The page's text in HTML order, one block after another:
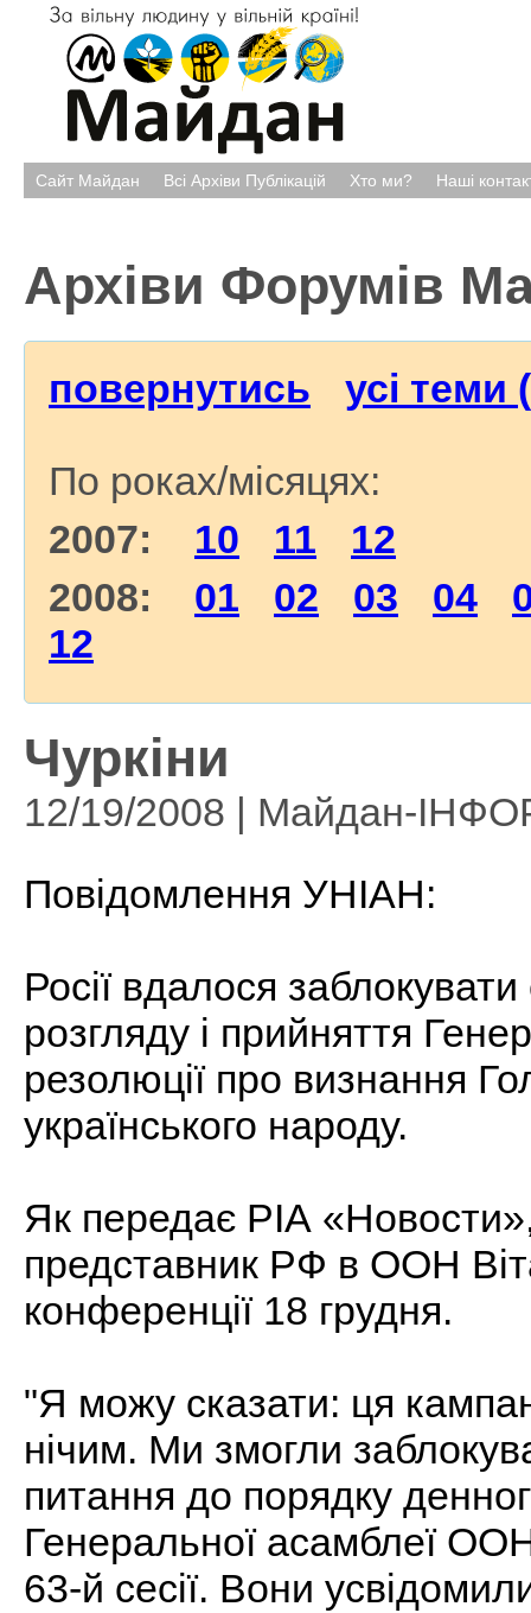
Сайт Майдан Всі Архіви Публікацій Хто ми? Наші
Архіви Форумів
повернутись усі теми
По роках/місяцях:
2007: 10 11
12
2008: 01 02 03 04
12
Чуркіни
12/19/2008 | Майдан-
Повідомлення УНІАН:
Росії вдалося
розгляду і прийняття
резолюції про визнання
українського народу.
Як передає РІА
представник РФ в ООН
конференції 18 грудня.
"Я можу сказати: ця
нічим. Ми змогли
питання до порядку
Генеральної асамблеї
63-й сесії. Вони